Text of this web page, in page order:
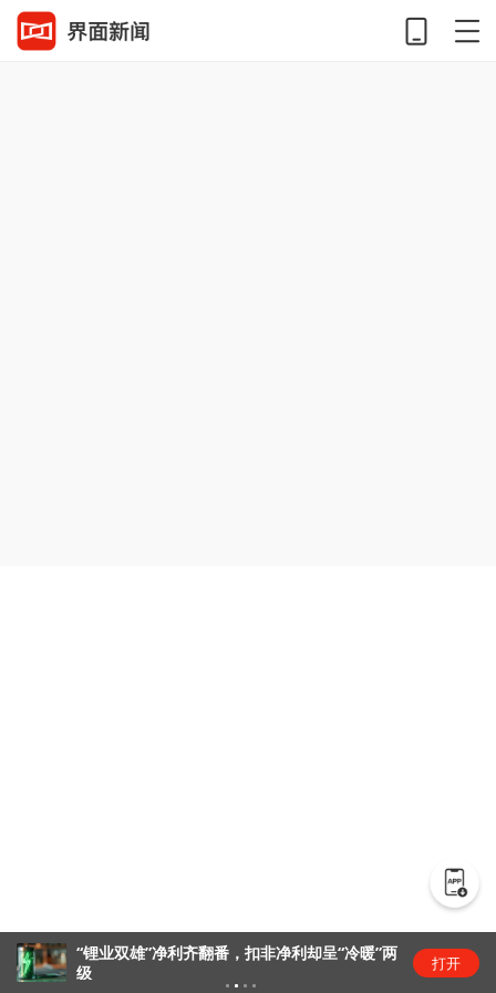
“锂业双雄”净利齐翻番，扣非净利却呈“冷暖”两
级
打开